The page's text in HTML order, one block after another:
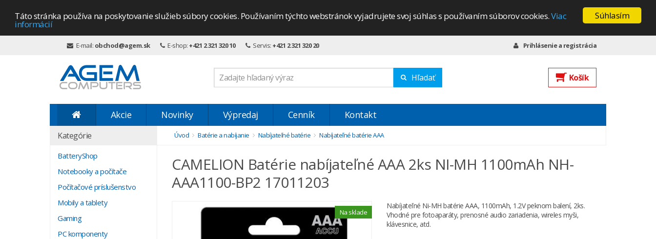
Súhlasím
Táto stránka používa na poskytovanie služieb súbory cookies. Používaním týchto webstránok vyjadrujete svoj súhlas s používaním súborov cookies.Viac
informácií
E-mail: obchod@agem.sk E-shop: +421 2 321 320 10 Servis: +421 2 321 320 20 Prihlásenie a registrácia
Hľadať Košík
Akcie Novinky Výpredaj Cenník Kontakt
Kategórie
BatteryShop
Notebooky a počítače
Počítačové príslušenstvo
Mobily a tablety
Gaming
PC komponenty
Úvod Batérie a nabíjanie Nabíjateľné batérie Nabíjateľné batérie AAA
CAMELION Batérie nabíjateľné AAA 2ks NI-MH 1100mAh NH-
AAA1100-BP2 17011203
Na sklade
Nabíjateľné Ni-MH batérie AAA, 1100mAh, 1.2V peknom balení, 2ks.
Vhodné pre fotoaparáty, prenosné audio zariadenia, wireles myši,
klávesnice, atd.